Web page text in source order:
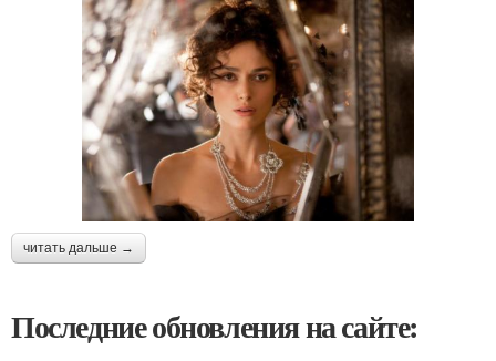
читать дальше →
Последние обновления на сайте: